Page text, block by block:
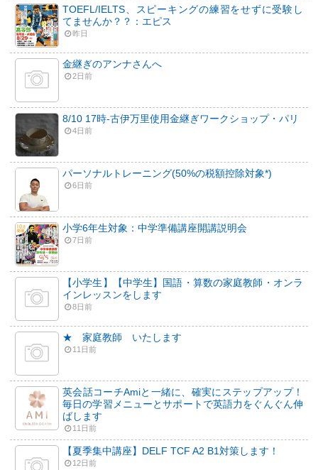
TOEFL/IELTS、スピーキングの練習をせずに受験し
てませんか？？：エピス
昨日
金継ぎのアンナさんへ
2日前
8/10 17時-古伊万里使用金継ぎワークショップ・パリ
4日前
パーソナルトレーニング(50%の税額控除対象*)
6日前
小学6年生対象：中学準備講座開講説明会
7日前
【小学生】【中学生】国語・算数の家庭教師・オンラ
インレッスンをします
8日前
★ 家庭教師 いたします
11日前
英会話コーチAmiと一緒に、確実にステップアップ！
毎日の学習メニューとサポートで英語力をぐんぐん伸
ばします
11日前
【夏季集中講座】DELF TCF A2 B1対策します！
12日前